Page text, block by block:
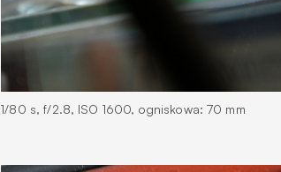
1/80 s, f/2.8, ISO 1600, ogniskowa: 70 mm